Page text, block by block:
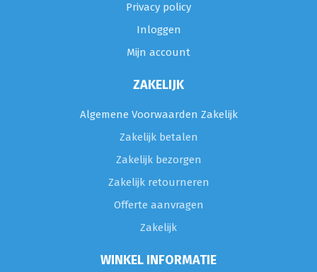
Privacy policy
Inloggen
Mijn account
ZAKELIJK
Algemene Voorwaarden Zakelijk
Zakelijk betalen
Zakelijk bezorgen
Zakelijk retourneren
Offerte aanvragen
Zakelijk
WINKEL INFORMATIE